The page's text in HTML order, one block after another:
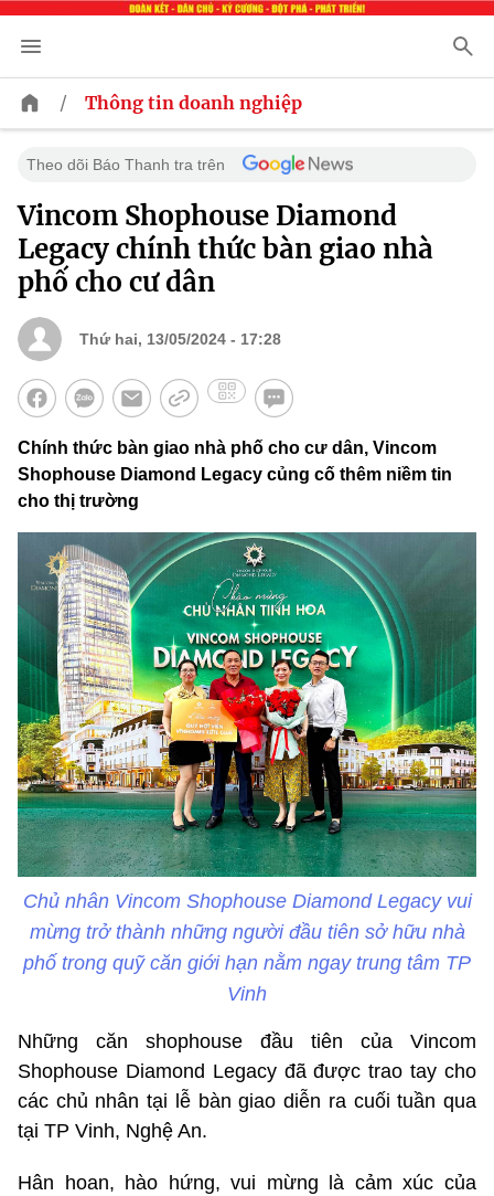
/ Thông tin doanh nghiệp
Theo dõi Báo Thanh tra trên
Vincom Shophouse Diamond
Legacy chính thức bàn giao nhà
phố cho cư dân
Thứ hai, 13/05/2024 - 17:28
Chính thức bàn giao nhà phố cho cư dân, Vincom
Shophouse Diamond Legacy củng cố thêm niềm tin
cho thị trường
Chủ nhân Vincom Shophouse Diamond Legacy vui
mừng trở thành những người đầu tiên sở hữu nhà
phố trong quỹ căn giới hạn nằm ngay trung tâm TP
Vinh
Những căn shophouse đầu tiên của Vincom
Shophouse Diamond Legacy đã được trao tay cho
các chủ nhân tại lễ bàn giao diễn ra cuối tuần qua
tại TP Vinh, Nghệ An.
Hân hoan, hào hứng, vui mừng là cảm xúc của